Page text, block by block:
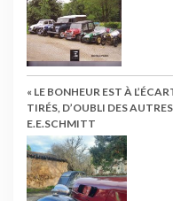
« LE BONHEUR EST À
TIRÉS, D’OUBLI DES
E.E.SCHMITT